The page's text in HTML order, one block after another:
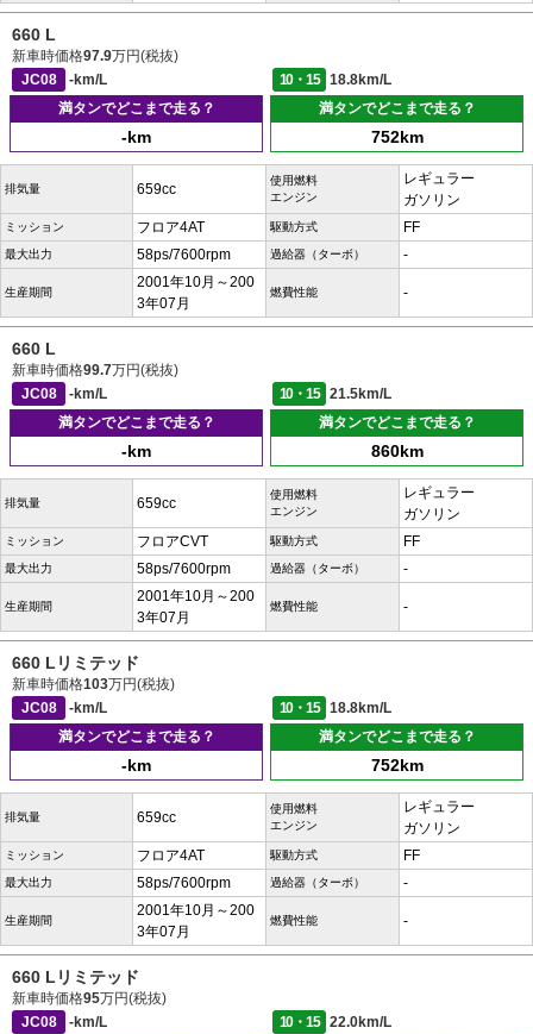
660 L
新車時価格97.9万円(税抜)
JC08
-km/L 10・15
18.8km/L
満タンでどこまで走る？
-km
満タンでどこまで走る？
752km
排気量 659cc
使用燃料
エンジン
レギュラー
ガソリン
ミッション フロア4AT 駆動方式 FF
最大出力 58ps/7600rpm 過給器（ターボ） -
生産期間
2001年10月～200
3年07月
燃費性能 -
660 L
新車時価格99.7万円(税抜)
JC08
-km/L 10・15
21.5km/L
満タンでどこまで走る？
-km
満タンでどこまで走る？
860km
排気量 659cc
使用燃料
エンジン
レギュラー
ガソリン
ミッション フロアCVT 駆動方式 FF
最大出力 58ps/7600rpm 過給器（ターボ） -
生産期間
2001年10月～200
3年07月
燃費性能 -
660 Lリミテッド
新車時価格103万円(税抜)
JC08
-km/L 10・15
18.8km/L
満タンでどこまで走る？
-km
満タンでどこまで走る？
752km
排気量 659cc
使用燃料
エンジン
レギュラー
ガソリン
ミッション フロア4AT 駆動方式 FF
最大出力 58ps/7600rpm 過給器（ターボ） -
生産期間
2001年10月～200
3年07月
燃費性能 -
660 Lリミテッド
新車時価格95万円(税抜)
JC08
-km/L 10・15
22.0km/L